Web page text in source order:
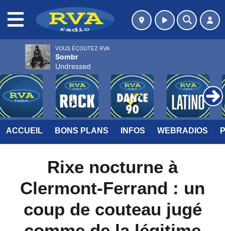
ACCUEIL BONS PLANS INFOS WEBRADIOS
Rixe nocturne à
Clermont-Ferrand : un
coup de couteau jugé
VOUS ÉCOUTEZ RVA
Sombr
Undressed